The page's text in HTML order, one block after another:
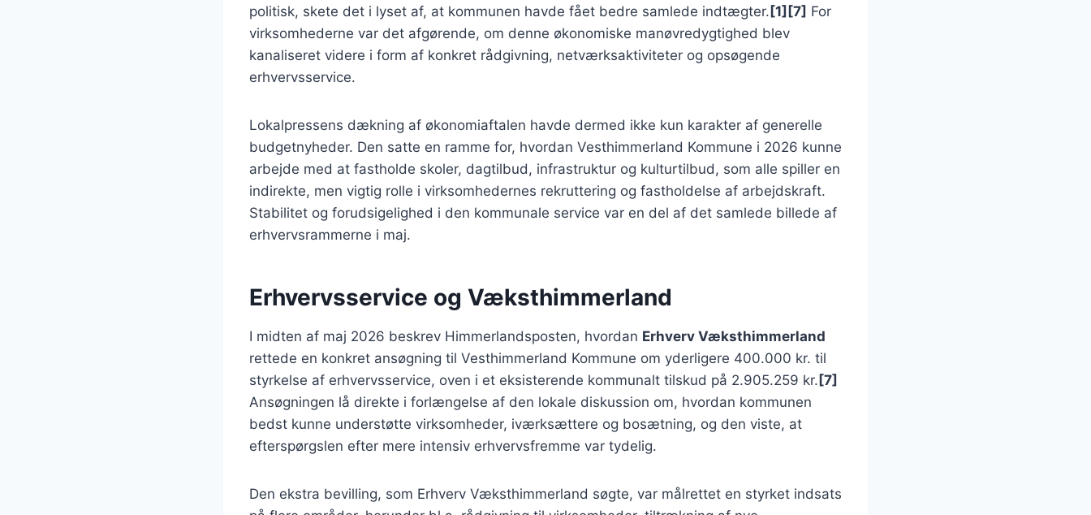
politisk, skete det i lyset af, at kommunen havde fået bedre samlede indtægter.[1] [7] For
virksomhederne var det afgørende, om denne økonomiske manøvredygtighed blev
kanaliseret videre i form af konkret rådgivning, netværksaktiviteter og opsøgende
erhvervsservice.
Lokalpressens dækning af økonomiaftalen havde dermed ikke kun karakter af generelle
budgetnyheder. Den satte en ramme for, hvordan Vesthimmerland Kommune i 2026 kunne
arbejde med at fastholde skoler, dagtilbud, infrastruktur og kulturtilbud, som alle spiller en
indirekte, men vigtig rolle i virksomhedernes rekruttering og fastholdelse af arbejdskraft.
Stabilitet og forudsigelighed i den kommunale service var en del af det samlede billede af
erhvervsrammerne i maj.
Erhvervsservice og Væksthimmerland
I midten af maj 2026 beskrev Himmerlandsposten, hvordan Erhverv Væksthimmerland
rettede en konkret ansøgning til Vesthimmerland Kommune om yderligere 400.000 kr. til
styrkelse af erhvervsservice, oven i et eksisterende kommunalt tilskud på 2.905.259 kr.[7]
Ansøgningen lå direkte i forlængelse af den lokale diskussion om, hvordan kommunen
bedst kunne understøtte virksomheder, iværksættere og bosætning, og den viste, at
efterspørgslen efter mere intensiv erhvervsfremme var tydelig.
Den ekstra bevilling, som Erhverv Væksthimmerland søgte, var målrettet en styrket indsats